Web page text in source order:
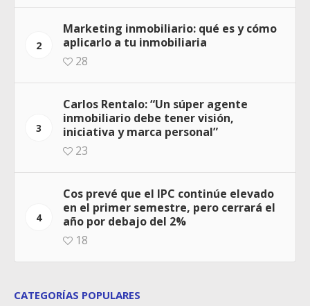
2
Marketing inmobiliario: qué es y cómo
aplicarlo a tu inmobiliaria
28
3
Carlos Rentalo: “Un súper agente
inmobiliario debe tener visión,
iniciativa y marca personal”
23
4
Cos prevé que el IPC continúe elevado
en el primer semestre, pero cerrará el
año por debajo del 2%
18
CATEGORÍAS POPULARES